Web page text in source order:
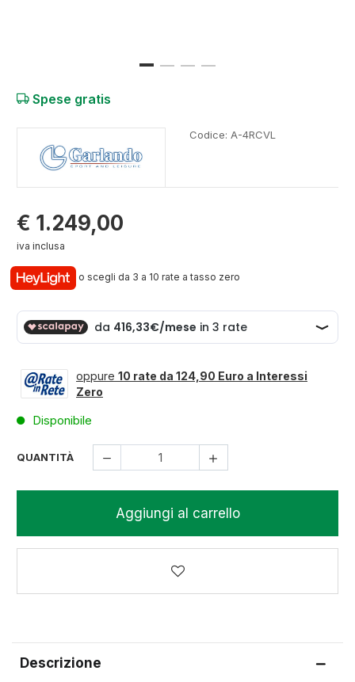
Spese gratis
Codice: A-4RCVL
€ 1.249,00
iva inclusa
o scegli da 3 a 10 rate a tasso zero
oppure 10 rate da 124,90 Euro a Interessi
Zero
Disponibile
QUANTITÀ
Aggiungi al carrello
Descrizione